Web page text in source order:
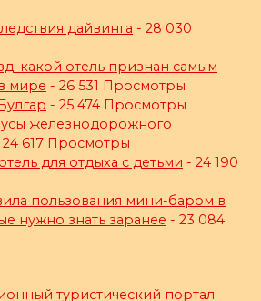
дайвинга - 28 030
какой отель признан самым
мире - 26 531 Просмотры
- 25 474 Просмотры
железнодорожного
24 617 Просмотры
для отдыха с детьми - 24 190
пользования мини-баром в
нужно знать заранее - 23 084
туристический портал